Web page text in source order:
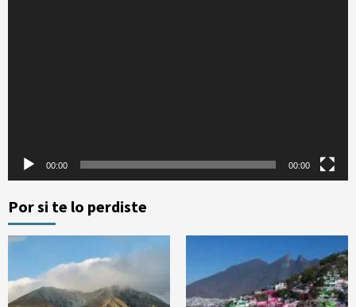
00:00 00:00
Por si te lo perdiste